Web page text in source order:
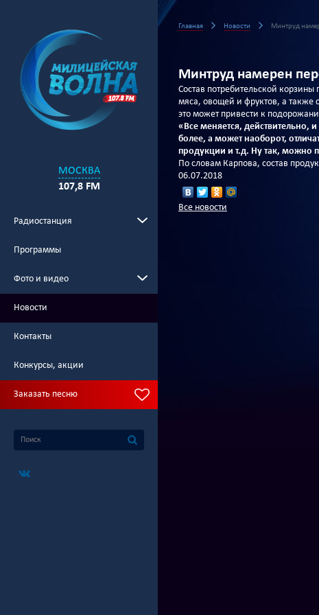
МОСКВА
107,8 FM
Радиостанция
Программы
Фото и видео
Новости
Контакты
Конкурсы, акции
Заказать песню
Главная Новости Минтруд
Минтруд намерен
Состав потребительской
мяса, овощей и фруктов, а также
это может привести к
«Все меняется, действительно,
более, а может наоборот,
продукции и т.д. Ну так, можно
По словам Карпова, состав
06.07.2018
Все новости